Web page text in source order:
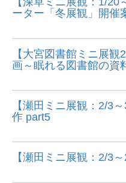
ーター「冬展観」開催
【大宮図書館ミニ展
画～眠れる図書館の資
【瀬田ミニ展観：2/3
作 part5
【瀬田ミニ展観：2/3